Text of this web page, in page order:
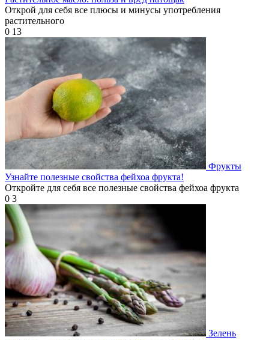
Открой для себя все плюсы и минусы употребления
растительного
0 13
Фрукты
Узнайте полезные свойства фейхоа фрукта!
Откройте для себя все полезные свойства фейхоа фрукта
0 3
Зелень